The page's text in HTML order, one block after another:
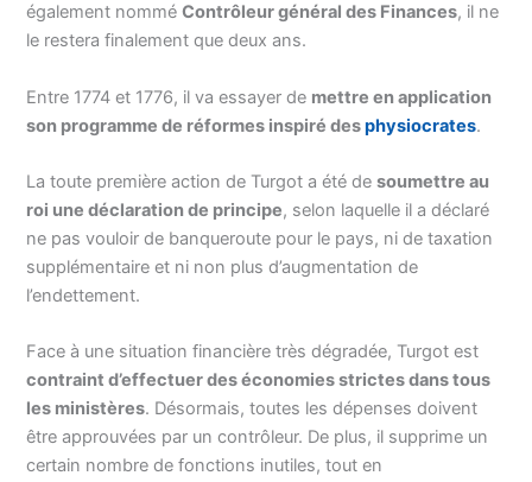
également nomméContrôleur général des Finances, il ne
le restera finalement que deux ans.
Entre 1774 et 1776, il va essayer de mettre en application
son programme de réformes inspiré desphysiocrates.
La toute première action de Turgot a été desoumettre au
roi une déclaration de principe, selon laquelle il a déclaré
ne pas vouloir de banqueroute pour le pays, ni de taxation
supplémentaire et ni non plus d’augmentation de
l’endettement.
Face à une situation financière très dégradée, Turgot est
contraint d’effectuer des économies strictes dans tous
les ministères. Désormais, toutes les dépenses doivent
être approuvées par un contrôleur. De plus, il supprime un
certain nombre de fonctions inutiles, tout en